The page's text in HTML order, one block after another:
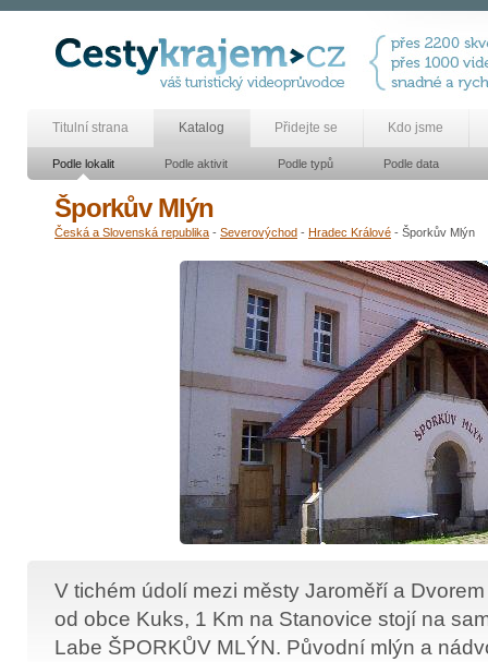
Titulní strana Katalog Přidejte se Kdo jsme
Podle lokalit Podle aktivit Podle typů Podle data
Šporkův Mlýn
Česká a Slovenská republika - Severovýchod - Hradec Králové - Šporkův Mlýn
V tichém údolí mezi městy Jaroměří a
od obce Kuks, 1 Km na Stanovice stojí na
Labe ŠPORKŮV MLÝN. Původní mlýn a